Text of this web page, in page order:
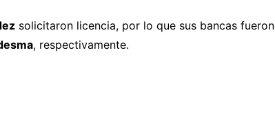
solicitaron licencia, por lo que sus bancas fueron
, respectivamente.